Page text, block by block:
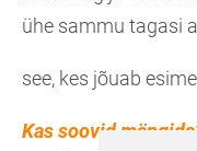
ühe sammu tagasi
see, kes jõuab
Kas soovid